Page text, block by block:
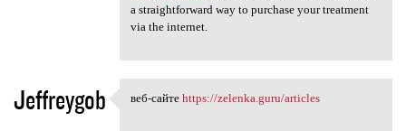
a straightforward way to purchase your treatment
via the internet.
Jeffreygob веб-сайте https://zelenka
веб-сайте https://zelenka.guru/articles